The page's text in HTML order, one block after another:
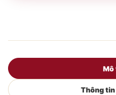
Mô
Thông tin